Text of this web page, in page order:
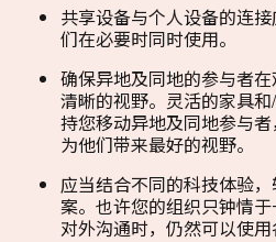
共享设备与个人设备的连
们在必要时同时使用。
确保异地及同地的参与者
清晰的视野。灵活的家具
持您移动异地及同地参与者
为他们带来最好的视野。
应当结合不同的科技体验
案。也许您的组织只钟情
对外沟通时，仍然可以使用